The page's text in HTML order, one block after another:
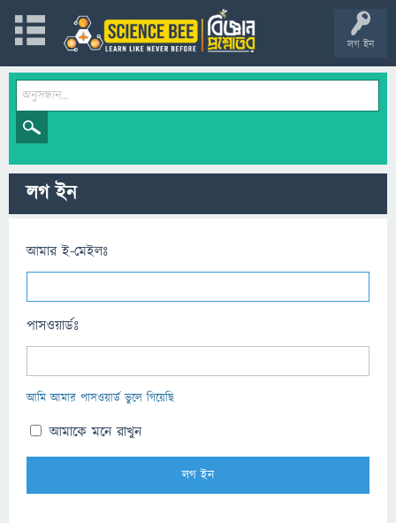
লগ ইন
লগ ইন
আমার ই-মেইলঃ
পাসওয়ার্ডঃ
আমি আমার পাসওয়ার্ড ভুলে গিয়েছি
আমাকে মনে রাখুন